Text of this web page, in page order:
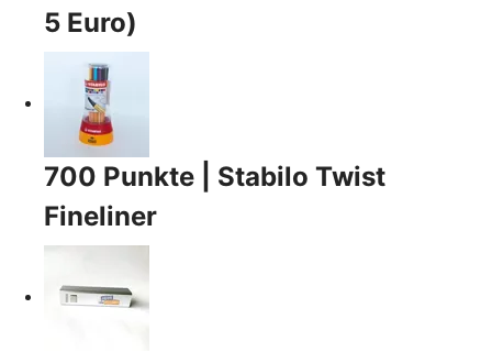
5 Euro)
700 Punkte | Stabilo Twist
Fineliner